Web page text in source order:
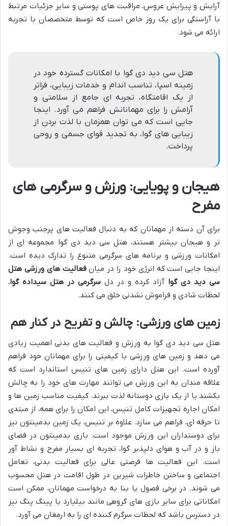
آرایش و پیرایش عروس، مراقبت های پوستی و سایر جزئیات مرتبط
با آراستگی برای یک روز خاص است که توسط متخصصان با تجربه
ارائه می شود.
هتل سی دید دی گوا با امکانات گسترده خود در
زمینه اسپا، تناسب اندام و خدمات زیبایی، فراتر
از یک اقامتگاه، تجربه ای جامع از سلامتی و
آرامش را برای مهمانانش فراهم می آورد. اینجا
جایی است که می توان همزمان با لذت بردن از
زیبایی های گوا، به تجدید قوای جسمی و روحی
پرداخت.
هیجان و پویایی: ورزش و سرگرمی های
مفرح
برای آن دسته از مهمانان که به دنبال فعالیت های پرجنب وجوش
تر و هیجان بیشتر هستند، هتل سی دید دی گوا مجموعه ای از
امکانات ورزشی و برنامه های سرگرمی متنوع را تدارک دیده است.
اینجا جایی است که انرژی خود را در میانفعالیت های ورزشی هتل
سی دید دی گوا آزاد کرده و در دل سرگرمی در هتل سیداده گوا،
لحظات شادی و فراموش نشدنی خلق می کنند.
زمین های ورزشی: چالش و تفریح در کنار هم
هتل سی دید دی گوا به ورزش و فعالیت های بدنی اهمیت زیادی
می دهد و زمین های ورزشی با کیفیتی را برای مهمانان خود فراهم
آورده است. این هتل دارای زمین های تنیس استاندارد است که
علاقه مندان به این ورزش می توانند مهارت های خود را به چالش
بکشند یا از یک بازی دوستانه لذت ببرند. کیفیت مناسب زمین ها و
امکان اجاره تجهیزات کامل تنیس، این امکان را برای همه، از مبتدی
تا حرفه ای، فراهم می سازد. علاوه بر تنیس، یک زمین بدمینتون نیز
برای دوستداران این ورزش موجود است. بازی بدمینتون در فضای
باز و در آب و هوای دلپذیر گوا، تجربه ای بسیار مفرح و نشاط آور
است. این فعالیت ها فرصتی عالی برای فعالیت بدنی، تعامل
اجتماعی و ساختن خاطرات شیرین در طول اقامت در هتل محسوب
می شوند. در برخی فصول یا بنا به درخواست مهمانان، ممکن است
امکاناتی برای سایر بازی های گروهی مانند بیلیارد یا پینگ پنگ نیز
در دسترس باشد که لحظات سرگرم کننده ای را به ارمغان می آورد.